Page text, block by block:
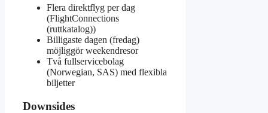
Flera direktflyg per dag
(FlightConnections
(ruttkatalog))
Billigaste dagen (fredag)
möjliggör weekendresor
Två fullservicebolag
(Norwegian, SAS) med flexibla
biljetter
Downsides